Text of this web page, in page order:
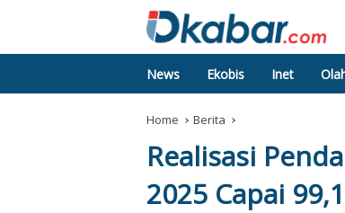
News Ekobis Inet
Home Berita
Realisasi
2025 Capai